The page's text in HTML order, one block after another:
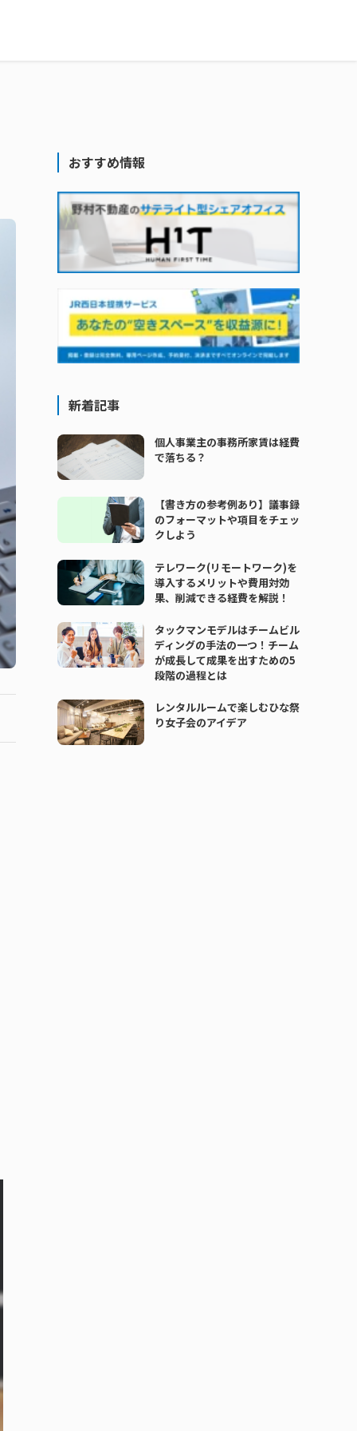
おすすめ情報
新着記事
個人事業主の事務所家賃は経費
で落ちる？
【書き方の参考例あり】議事録
のフォーマットや項目をチェッ
クしよう
テレワーク(リモートワーク)を
導入するメリットや費用対効
果、削減できる経費を解説！
タックマンモデルはチームビル
ディングの手法の一つ！チーム
が成長して成果を出すための5
段階の過程とは
レンタルルームで楽しむひな祭
り女子会のアイデア